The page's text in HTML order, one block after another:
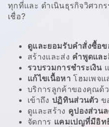
ทุกที่และ ดำเนินธุรกิจวิศวก
เชื่อ?
ดูและยอมรับคำสั่งซื้อข
สร้างและส่ง คำพูดและ
รวบรวมการชำระเงิน
แก้ไขเนื้อหา โฮมเพจ
บริการลูกค้าของคุณด้
เข้าถึง ปฏิทินส่วนตัว ข
ดูและสร้าง คูปองส่วน
จัดการ แคมเปญที่มีอิท